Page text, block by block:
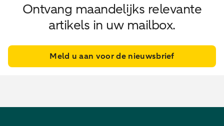
Ontvang maandelijks relevante
artikels in uw mailbox.
Meld u aan voor de nieuwsbrief